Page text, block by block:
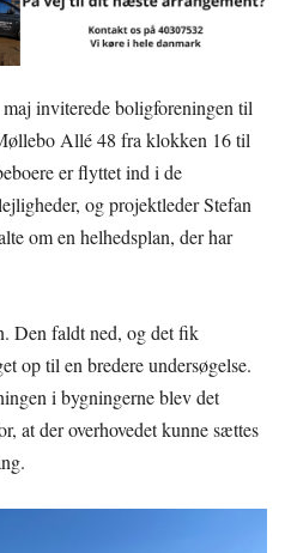
inviterede boligforeningen til
Allé 48 fra klokken 16 til
er flyttet ind i de
og projektleder Stefan
om en helhedsplan, der har
Den faldt ned, og det fik
op til en bredere undersøgelse.
i bygningerne blev det
at der overhovedet kunne sættes